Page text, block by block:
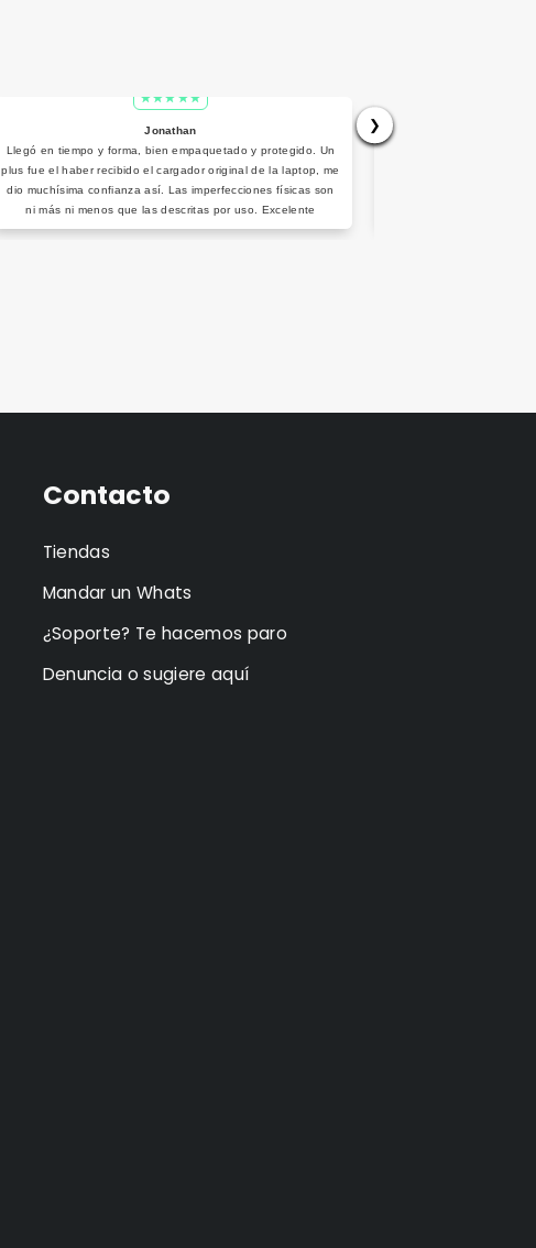
❯
Jonathan
Llegó en tiempo y forma, bien empaquetado y protegido. Un
plus fue el haber recibido el cargador original de la laptop, me
dio muchísima confianza así. Las imperfecciones físicas son
ni más ni menos que las descritas por uso. Excelente
funcionamiento. 100% recomendado.
Contacto
Tiendas
Mandar un Whats
¿Soporte? Te hacemos paro
Denuncia o sugiere aquí